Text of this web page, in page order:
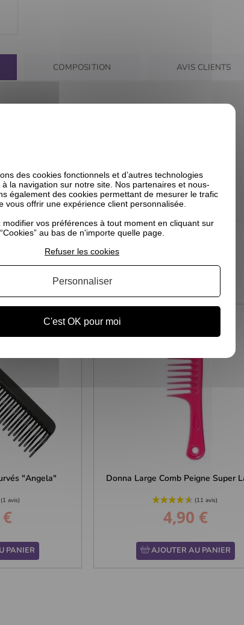
COMPOSITION AVIS CLIENTS
de casse.
POURRAIT VOUS INTÉRESSER
"Angela"
PANIER
Donna Large Comb Peigne Super
Prix
4,90 €
AJOUTER AU PANIER
des cookies fonctionnels et d’autres technologies
à la navigation sur notre site. Nos partenaires et nous-
également des cookies permettant de mesurer le trafic
vous offrir une expérience client personnalisée.
modifier vos préférences à tout moment en cliquant sur
“Cookies” au bas de n'importe quelle page.
C'est OK pour moi
Refuser les cookies
Personnaliser